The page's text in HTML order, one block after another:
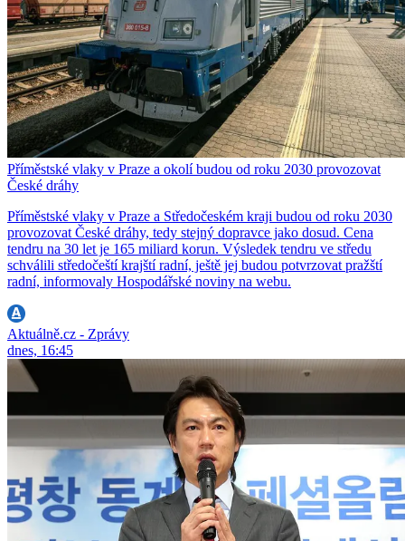
Příměstské vlaky v Praze a okolí budou od roku 2030 provozovat
České dráhy
Příměstské vlaky v Praze a Středočeském kraji budou od roku 2030
provozovat České dráhy, tedy stejný dopravce jako dosud. Cena
tendru na 30 let je 165 miliard korun. Výsledek tendru ve středu
schválili středočeští krajští radní, ještě jej budou potvrzovat pražští
radní, informovaly Hospodářské noviny na webu.
Aktuálně.cz - Zprávy
dnes, 16:45